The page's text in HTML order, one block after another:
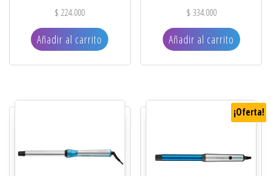
$ 224.000
Añadir al carrito
$ 334.000
Añadir al carrito
¡Oferta!